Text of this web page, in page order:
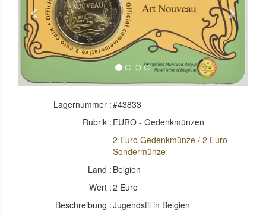
Previous Next
Lagernummer :#43833
Rubrik : EURO - Gedenkmünzen
2 Euro Gedenkmünze / 2 Euro
Sondermünze
Land : Belgien
Wert :2 Euro
Beschreibung :Jugendstil in Belgien